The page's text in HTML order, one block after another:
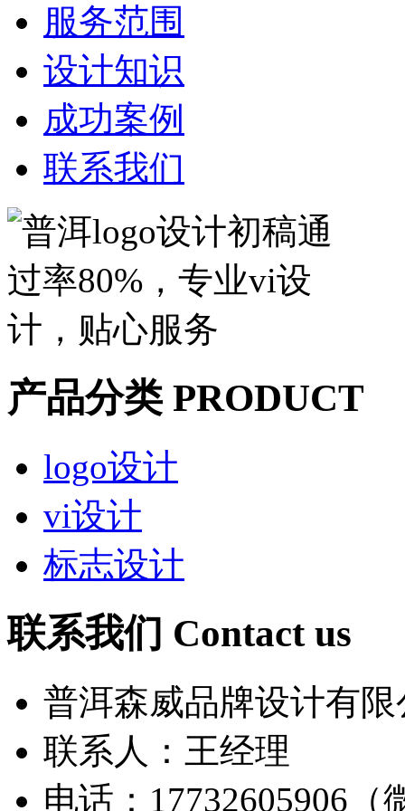
服务范围
设计知识
成功案例
联系我们
产品分类 PRODUCT
logo设计
vi设计
标志设计
联系我们 Contact us
普洱森威品牌设计有限
联系人：王经理
电话：17732605906（